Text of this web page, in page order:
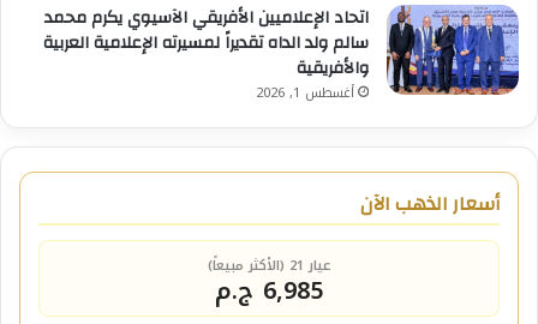
اتحاد الإعلاميين الأفريقي الآسيوي يكرم محمد
سالم ولد الداه تقديراً لمسيرته الإعلامية العربية
والأفريقية
أغسطس 1, 2026
أسعار الذهب الآن
عيار 21 (الأكثر مبيعاً)
6,985 ج.م